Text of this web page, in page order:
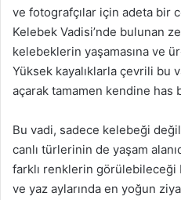
ve fotografçılar için adeta bir
Kelebek Vadisi’nde bulunan
kelebeklerin yaşamasına ve
Yüksek kayalıklarla çevrili bu
açarak tamamen kendine has
Bu vadi, sadece kelebeği
canlı türlerinin de yaşam
farklı renklerin
ve yaz aylarında en yoğun